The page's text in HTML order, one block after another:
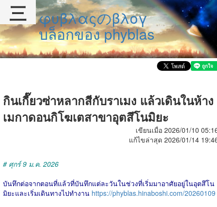
φυβλαςのβλογ
บล็อกของ phyblas
กินเกี๊ยวซ่าหลากสีกับราเมง แล้วเดินในห้าง
เมกาดอนกิโฆเตสาขาอุตสึโนมิยะ
เขียนเมื่อ 2026/01/10
แก้ไขล่าสุด 2026/01/14
# ศุกร์ 9 ม.ค. 2026
บันทึกต่อจากตอนที่แล้วที่บันทึกแต่ละวันในช่วงที่เริ่มมาอาศัยอยู่ในอุตสึโน
มิยะและเริ่มเดินทางไปทำงาน https://phyblas.hinaboshi.com/20260109
三